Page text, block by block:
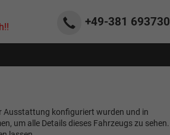
+49-381 693730
Ausstattung konfiguriert wurden und in
um alle Details dieses Fahrzeugs zu sehen.